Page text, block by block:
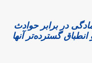
در برابر حوادث
گسترده‌تر آنها